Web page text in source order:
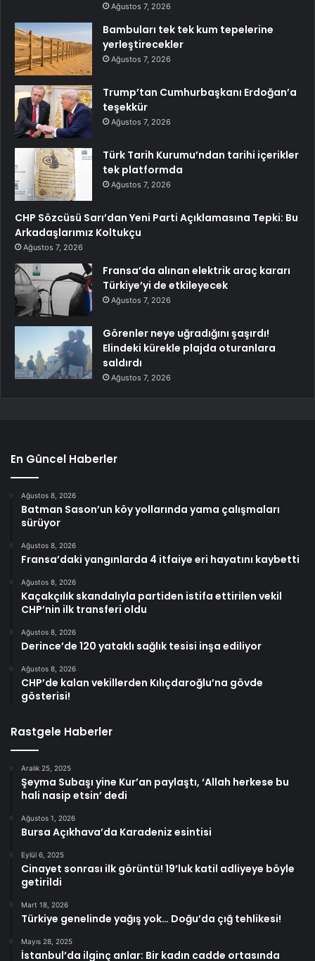
Ağustos 7, 2026
Bambuları tek tek kum tepelerine
yerleştirecekler
Ağustos 7, 2026
Trump’tan Cumhurbaşkanı Erdoğan’a
teşekkür
Ağustos 7, 2026
Türk Tarih Kurumu’ndan tarihi içerikler
tek platformda
Ağustos 7, 2026
CHP Sözcüsü Sarı’dan Yeni Parti Açıklamasına Tepki: Bu
Arkadaşlarımız Koltukçu
Ağustos 7, 2026
Fransa’da alınan elektrik araç kararı
Türkiye’yi de etkileyecek
Ağustos 7, 2026
Görenler neye uğradığını şaşırdı!
Elindeki kürekle plajda oturanlara
saldırdı
Ağustos 7, 2026
En Güncel Haberler
Ağustos 8, 2026
Batman Sason’un köy yollarında yama çalışmaları
sürüyor
Ağustos 8, 2026
Fransa’daki yangınlarda 4 itfaiye eri hayatını kaybetti
Ağustos 8, 2026
Kaçakçılık skandalıyla partiden istifa ettirilen vekil
CHP’nin ilk transferi oldu
Ağustos 8, 2026
Derince’de 120 yataklı sağlık tesisi inşa ediliyor
Ağustos 8, 2026
CHP’de kalan vekillerden Kılıçdaroğlu’na gövde
gösterisi!
Rastgele Haberler
Aralık 25, 2025
Şeyma Subaşı yine Kur’an paylaştı, ‘Allah herkese bu
hali nasip etsin’ dedi
Ağustos 1, 2026
Bursa Açıkhava’da Karadeniz esintisi
Eylül 6, 2025
Cinayet sonrası ilk görüntü! 19’luk katil adliyeye böyle
getirildi
Mart 18, 2026
Türkiye genelinde yağış yok… Doğu’da çığ tehlikesi!
Mayıs 28, 2025
İstanbul’da ilginç anlar: Bir kadın cadde ortasında